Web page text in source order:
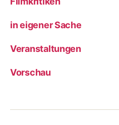
in eigener Sache
Veranstaltungen
Vorschau